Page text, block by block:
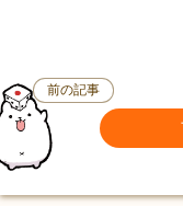
前の記事